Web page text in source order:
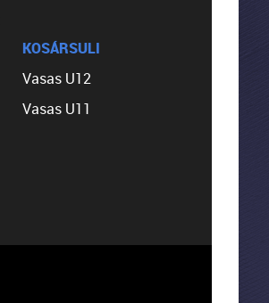
KOSÁRSULI
Vasas U12
Vasas U11